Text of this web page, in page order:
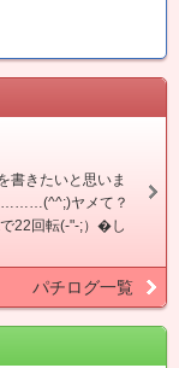
書きたいと思いま
………(^^;)ヤメて？
22回転(-"-;）�し
パチログ一覧